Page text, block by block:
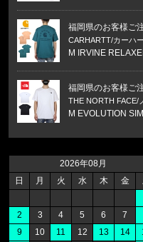
2026年08月
日
月 火 水 木 金
2
3 4 5 6 7
9
10 11 12 13 14
福岡県のお客様ご
CARHARTT/カーハ
M IRVINE
福岡県のお客様ご
THE NORTH FACE/
M EVOLUTION
THE NORTH FACE/
M BOX NSE
福岡県のお客様ご
CALVIN KLEIN/カル
SWIM TRUNK